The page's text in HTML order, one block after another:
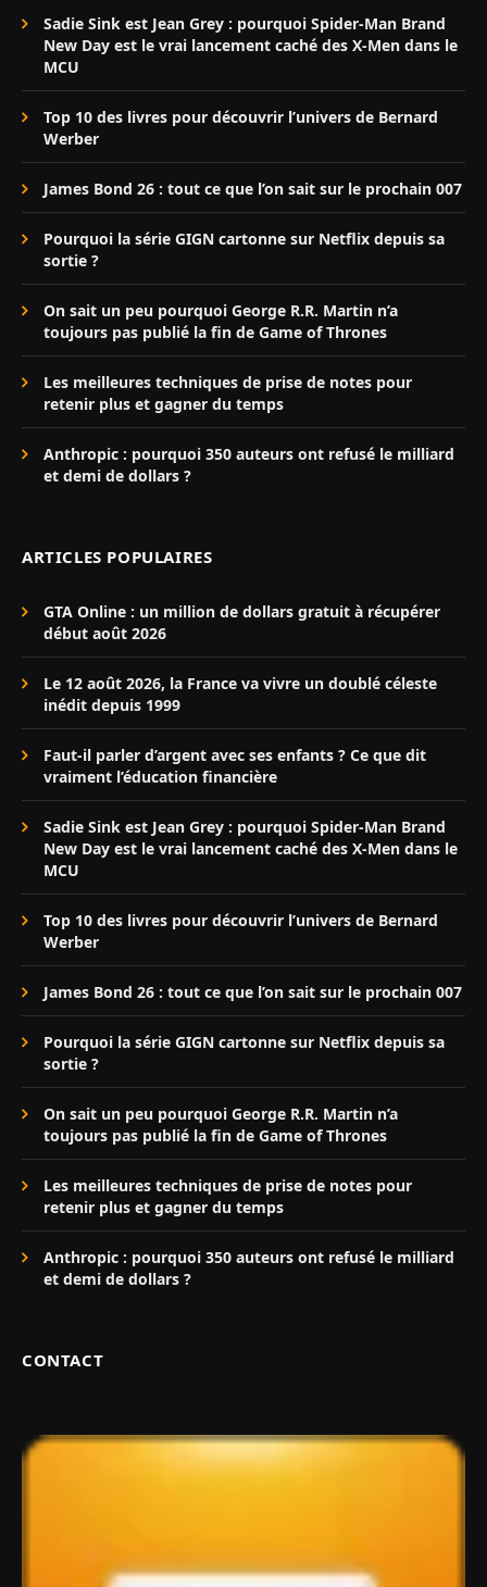
Sadie Sink est Jean Grey : pourquoi Spider-Man Brand
New Day est le vrai lancement caché des X-Men dans le
MCU
Top 10 des livres pour découvrir l’univers de Bernard
Werber
James Bond 26 : tout ce que l’on sait sur le prochain 007
Pourquoi la série GIGN cartonne sur Netflix depuis sa
sortie ?
On sait un peu pourquoi George R.R. Martin n’a
toujours pas publié la fin de Game of Thrones
Les meilleures techniques de prise de notes pour
retenir plus et gagner du temps
Anthropic : pourquoi 350 auteurs ont refusé le milliard
et demi de dollars ?
ARTICLES POPULAIRES
GTA Online : un million de dollars gratuit à récupérer
début août 2026
Le 12 août 2026, la France va vivre un doublé céleste
inédit depuis 1999
Faut-il parler d’argent avec ses enfants ? Ce que dit
vraiment l’éducation financière
Sadie Sink est Jean Grey : pourquoi Spider-Man Brand
New Day est le vrai lancement caché des X-Men dans le
MCU
Top 10 des livres pour découvrir l’univers de Bernard
Werber
James Bond 26 : tout ce que l’on sait sur le prochain 007
Pourquoi la série GIGN cartonne sur Netflix depuis sa
sortie ?
On sait un peu pourquoi George R.R. Martin n’a
toujours pas publié la fin de Game of Thrones
Les meilleures techniques de prise de notes pour
retenir plus et gagner du temps
Anthropic : pourquoi 350 auteurs ont refusé le milliard
et demi de dollars ?
CONTACT